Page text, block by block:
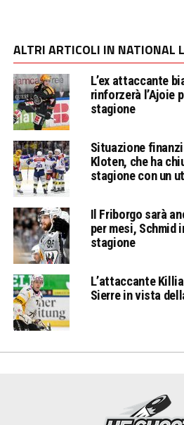
ALTRI ARTICOLI IN NATIONAL
L’ex attaccante
rinforzerà l’Ajoie
stagione
Situazione
Kloten, che ha
stagione con un
Il Friborgo sarà
per mesi, Schmid
stagione
L’attaccante
Sierre in vista